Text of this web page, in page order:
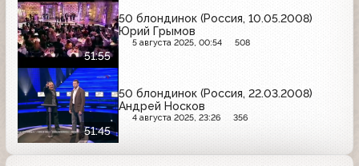
51:55
50 блондинок (Россия, 10.05.2008)
Юрий Грымов
5 августа 2025, 00:54 508
51:45
50 блондинок (Россия, 22.03.2008)
Андрей Носков
4 августа 2025, 23:26 356